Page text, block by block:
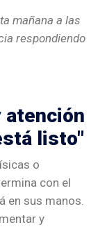
mañana a las
respondiendo
atención
listo"
o
con el
en sus manos.
y